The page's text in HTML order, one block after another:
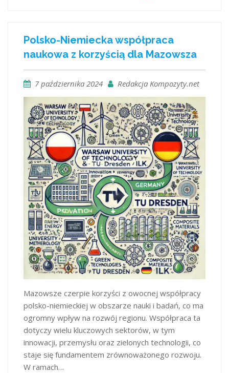
Polsko-Niemiecka współpraca
naukowa z korzyścią dla Mazowsza
7 października 2024 Redakcja Kompozyty.net
Mazowsze czerpie korzyści z owocnej współpracy
polsko-niemieckiej w obszarze nauki i badań, co ma
ogromny wpływ na rozwój regionu. Współpraca ta
dotyczy wielu kluczowych sektorów, w tym
innowacji, przemysłu oraz zielonych technologii, co
staje się fundamentem zrównoważonego rozwoju.
W ramach…